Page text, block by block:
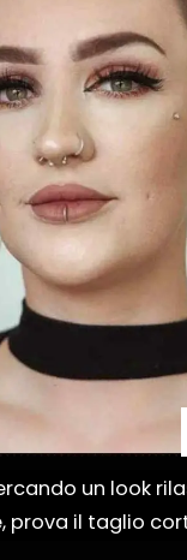
un look
prova il taglio
un look
prova il taglio